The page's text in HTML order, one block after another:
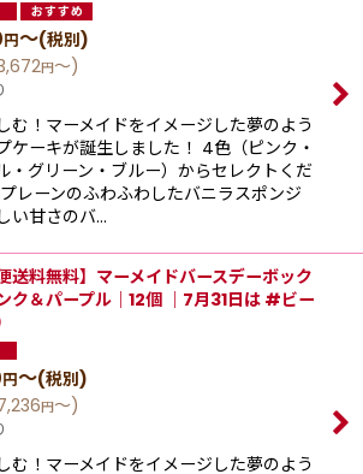
円～(税別)
円～)
む！マーメイドをイメージした夢のよう
ケーキが誕生しました！ 4色（ピンク・
・グリーン・ブルー）からセレクトくだ
レーンのふわふわしたバニラスポンジ
い⽢さのバ…
便送料無料】マーメイドバースデーボック
ク＆パープル｜12個 ｜7月31日は #ビー
円～(税別)
円～)
む！マーメイドをイメージした夢のよう